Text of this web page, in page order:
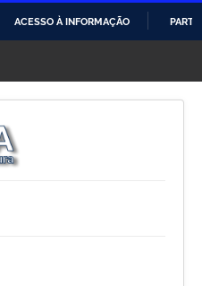
O
CONTEÚDO
ACESSO À INFORMAÇÃO